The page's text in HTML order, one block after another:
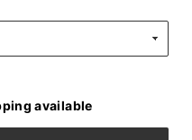
available